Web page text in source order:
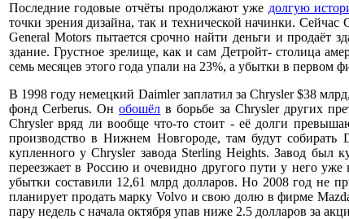
Последние годовые отчёты продолжают уже долгую
точки зрения дизайна, так и технической начинки.
General Motors пытается срочно найти деньги и продаёт
здание. Грустное зрелище, как и сам Детройт- столица
семь месяцев этого года упали на 23%, а убытки в первом
В 1998 году немецкий Daimler заплатил за Chrysler $38
фонд Cerberus. Онобошёл в борьбе за Chrysler других
Chrysler вряд ли вообще что-то стоит - её долги
производство в Нижнем Новгороде, там будут
купленного у Chrysler завода Sterling Heights. Завод
переезжает в Россию и очевидно другого пути у него
убытки составили 12,61 млрд долларов. Но 2008 год не
планирует продать марку Volvo и свою долю в фирме
пару недель с начала октября упав ниже 2.5 долларов за